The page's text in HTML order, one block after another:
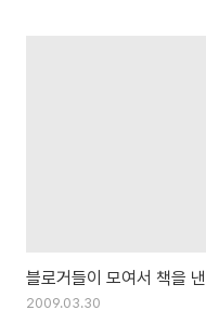
블로거들이 모여서 책을
2009.03.30